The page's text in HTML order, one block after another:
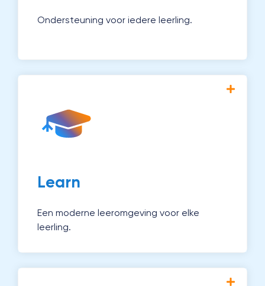
Ondersteuning voor iedere leerling.
Learn
Een moderne leeromgeving voor elke
leerling.
gepersonaliseerd onderwijs en houd je
voortgang eenvoudig bij. Zo ondersteun je